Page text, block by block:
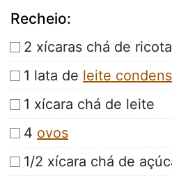
Recheio:
2 xícaras chá de ricota
1 lata de leite
1 xícara chá de leite
4 ovos
1/2 xícara chá de